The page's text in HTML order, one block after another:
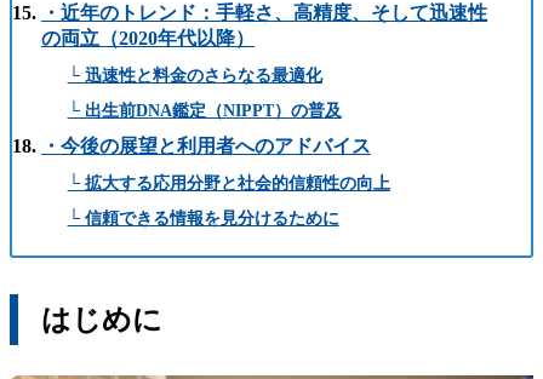
・近年のトレンド：手軽さ、高精度、そして迅速性
の両立（2020年代以降）
└ 迅速性と料金のさらなる最適化
└ 出生前DNA鑑定（NIPPT）の普及
・今後の展望と利用者へのアドバイス
└ 拡大する応用分野と社会的信頼性の向上
└ 信頼できる情報を見分けるために
はじめに